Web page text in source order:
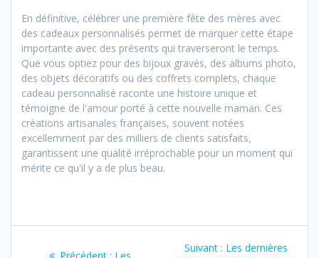
En définitive, célébrer une première fête des mères avec
des cadeaux personnalisés permet de marquer cette étape
importante avec des présents qui traverseront le temps.
Que vous optiez pour des bijoux gravés, des albums photo,
des objets décoratifs ou des coffrets complets, chaque
cadeau personnalisé raconte une histoire unique et
témoigne de l'amour porté à cette nouvelle maman. Ces
créations artisanales françaises, souvent notées
excellemment par des milliers de clients satisfaits,
garantissent une qualité irréprochable pour un moment qui
mérite ce qu'il y a de plus beau.
Article
Suivant : Article
Les dernières